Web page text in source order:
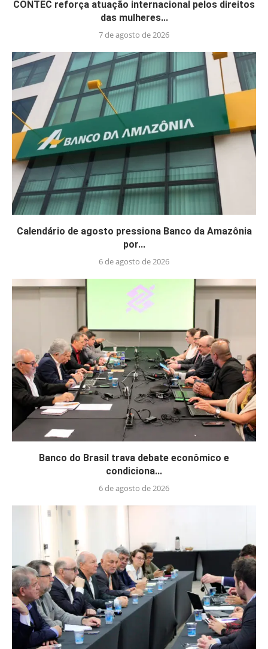
CONTEC reforça atuação internacional pelos direitos
das mulheres...
7 de agosto de 2026
Calendário de agosto pressiona Banco da Amazônia
por...
6 de agosto de 2026
Banco do Brasil trava debate econômico e
condiciona...
6 de agosto de 2026